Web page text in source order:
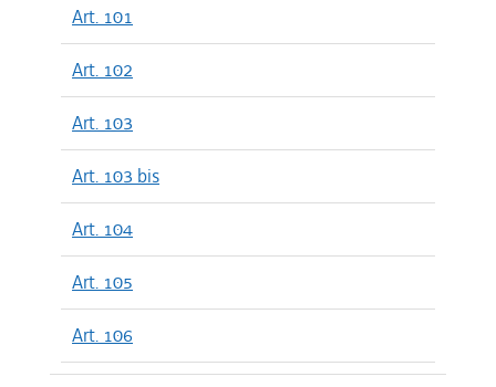
Art. 101
Art. 102
Art. 103
Art. 103 bis
Art. 104
Art. 105
Art. 106